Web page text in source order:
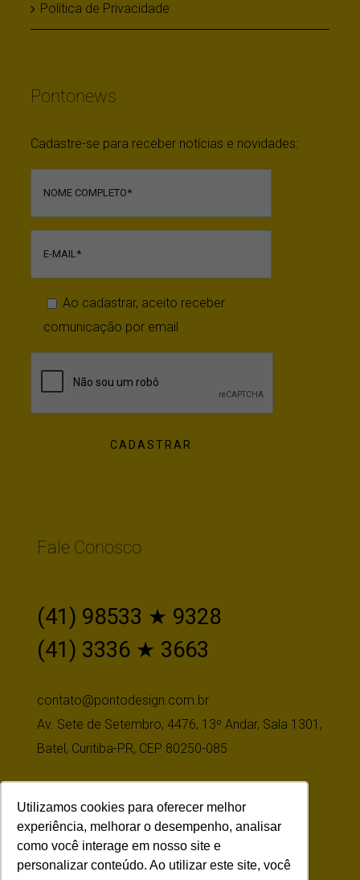
Utilizamos cookies para oferecer melhor
experiência, melhorar o desempenho, analisar
como você interage em nosso site e
personalizar conteúdo. Ao utilizar este site, você
Política de Privacidade
Pontonews
Cadastre-se para receber notícias e novidades:
Ao cadastrar, aceito receber
comunicação por email
Fale Conosco
(41) 98533 ★ 9328
(41) 3336 ★ 3663
contato@pontodesign.com.br
Av. Sete de Setembro, 4476, 13º Andar, Sala 1301,
Batel, Curitiba-PR, CEP 80250-085
Siga-nos